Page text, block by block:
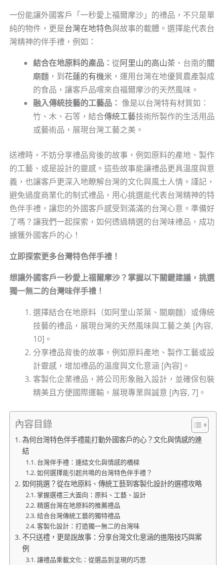
一份能讓外國客戶「一秒愛上福爾摩沙」的禮品，不只是單
純的物件，更是台灣在地特色與故事的載體。選擇能代表台
灣精神的伴手禮，例如：
結合在地原料的產品： 從阿里山的高山茶 、台南的關
廟麵，到花蓮的有機米 ，運用台灣在地優質農產製成
的食品，讓客戶品嚐來自福爾摩沙的天然風味。
融入傳統技藝的工藝品： 像是以台灣特有材質如：
竹、木、石等，結合傳統工藝技術所製作的生活用品
或藝術品，展現台灣工藝之美。
送禮時，不妨分享禮品背後的故事，例如原料的產地、製作
的工藝、或是設計的靈感。這些故事能讓禮品更具溫度與意
義，也讓客戶更深入地瞭解台灣的文化與風土人情。謹記，
避免過度商業化的制式禮品，用心挑選能代表台灣精神的特
色伴手禮，讓您的外國客戶感受到滿滿的台灣心意。準備好
了嗎？讓我們一起探索，如何透過精選的台灣味禮品，成功
擄獲外國客戶的心！
立即探索更多台灣特色伴手禮！
想讓外國客戶一秒愛上福爾摩沙？掌握以下關鍵建議，挑選
獨一無二的台灣味伴手禮！
選擇結合在地原料（如阿里山茶葉、關廟麵）或傳統
技藝的禮品，展現台灣的天然風味與工藝之美 [內容,
10]。
分享禮品背後的故事，例如原料產地、製作工藝或設
計靈感，增加禮品的溫度與文化意涵 [內容]。
客製化企業禮品，將公司形象融入設計，並確保包裝
精美且方便國際運輸，展現專業與誠意 [內容, 7]。
內容目錄
為何台灣特色伴手禮能打動外國客戶的心？文化與情感的連
結
台灣伴手禮：連結文化與情感的橋樑
如何選擇能引起共鳴的台灣特色伴手禮？
如何挑選？從在地原料、傳統工藝到客製化設計的選禮攻略
掌握選禮三大面向：原料、工藝、設計
精選台灣在地原料的推薦禮品
結合台灣傳統工藝的獨特禮品
客製化設計：打造獨一無二的台灣味
不只送禮，更是說故事：分享台灣文化意涵的進階技巧與案
例
讓禮品乘載文化：從選品到呈現的巧思